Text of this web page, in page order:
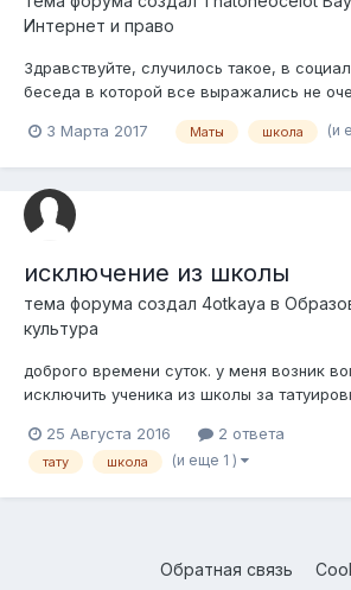
Интернет и право
Здравствуйте, случилось такое, в
беседа в которой все выражались не
нашему классному руководителю, та
плохо(да мы все знаем, но...
3 Марта 2017 Маты школа (и
исключение из школы
тема форума создал 4otkaya в
культура
доброго времени суток. у меня возник
исключить ученика из школы за
25 Августа 2016 2 ответа
тату школа (и еще 1 )
Обратная связь